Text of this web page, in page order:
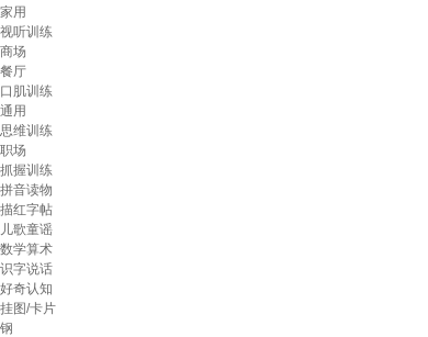
家用
视听训练
商场
餐厅
口肌训练
通用
思维训练
职场
抓握训练
拼音读物
描红字帖
儿歌童谣
数学算术
识字说话
好奇认知
挂图/卡片
钢